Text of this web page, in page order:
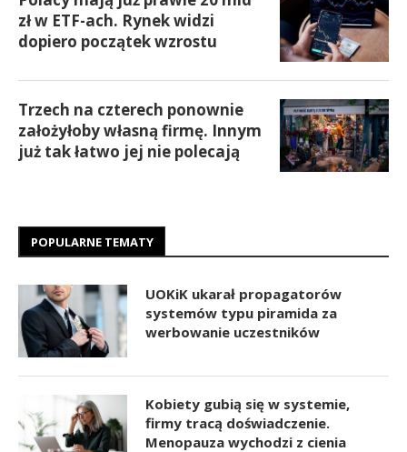
zł w ETF-ach. Rynek widzi
dopiero początek wzrostu
Trzech na czterech ponownie
założyłoby własną firmę. Innym
już tak łatwo jej nie polecają
POPULARNE TEMATY
UOKiK ukarał propagatorów
systemów typu piramida za
werbowanie uczestników
Kobiety gubią się w systemie,
firmy tracą doświadczenie.
Menopauza wychodzi z cienia